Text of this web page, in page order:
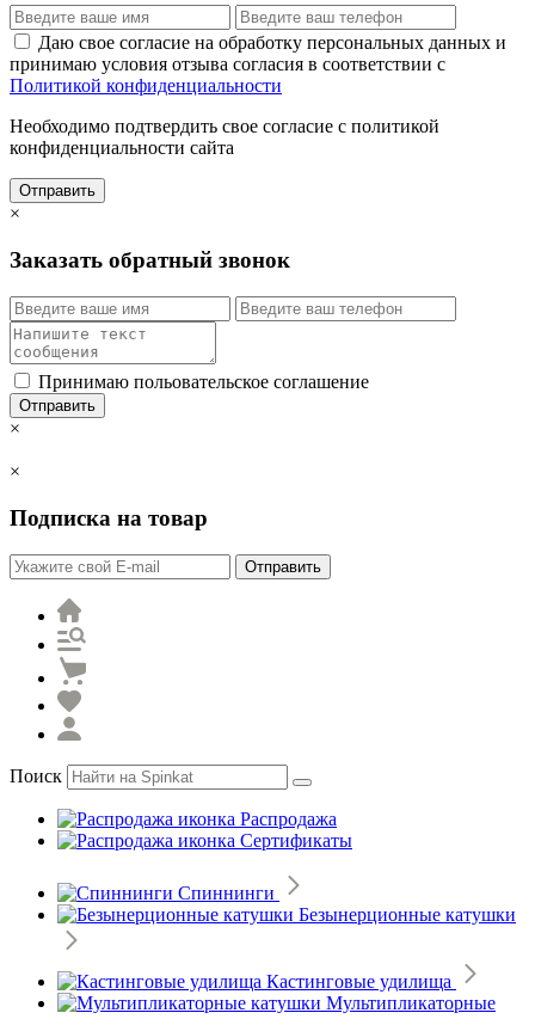
Даю свое согласие на обработку персональных данных и
принимаю условия отзыва согласия в соответствии с
Политикой конфиденциальности
Необходимо подтвердить свое согласие с политикой
конфиденциальности сайта
Отправить
×
Заказать обратный звонок
Принимаю польовательское соглашение
Отправить
×
×
Подписка на товар
Отправить
Поиск
Распродажа
Сертификаты
Спиннинги
Безынерционные катушки
Кастинговые удилища
Мультипликаторные